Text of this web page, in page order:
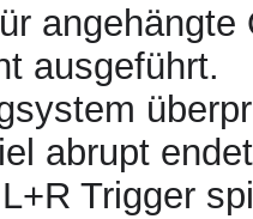
ausgeführt.
abrupt
Trigger